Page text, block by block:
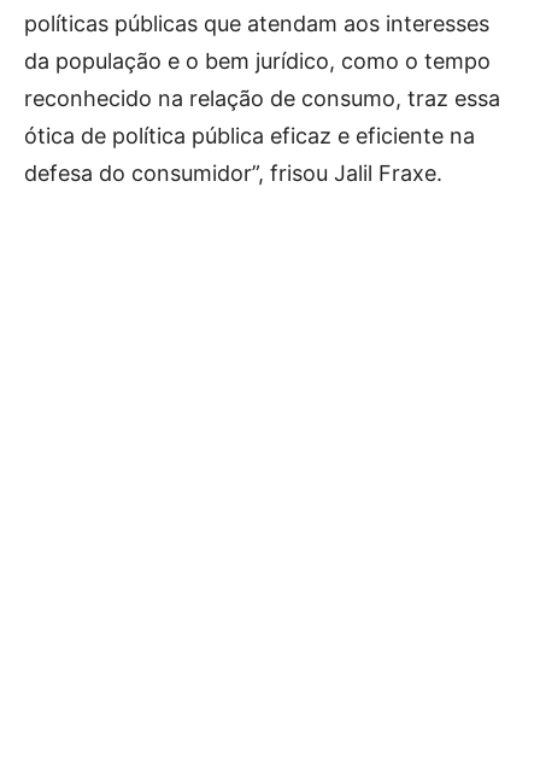
políticas públicas que atendam aos interesses
da população e o bem jurídico, como o tempo
reconhecido na relação de consumo, traz essa
ótica de política pública eficaz e eficiente na
defesa do consumidor”, frisou Jalil Fraxe.